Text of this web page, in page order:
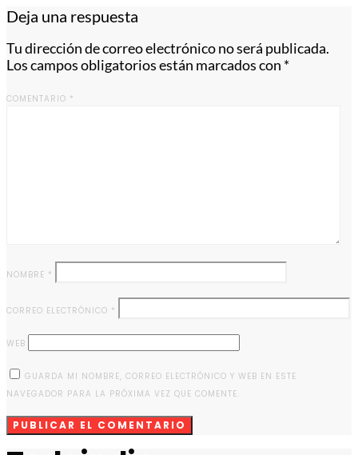
Deja una respuesta
Tu dirección de correo electrónico no será publicada.
Los campos obligatorios están marcados con *
COMENTARIO *
NOMBRE *
CORREO ELECTRÓNICO *
WEB
GUARDA MI NOMBRE, CORREO ELECTRÓNICO Y WEB EN ESTE
NAVEGADOR PARA LA PRÓXIMA VEZ QUE COMENTE.